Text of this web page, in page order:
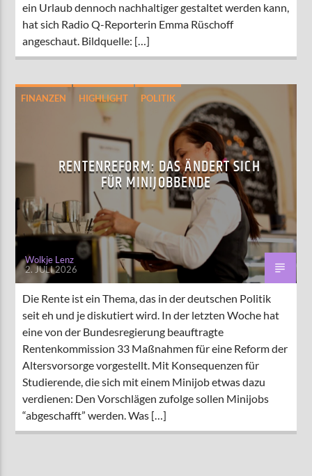
ein Urlaub dennoch nachhaltiger gestaltet werden kann,
hat sich Radio Q-Reporterin Emma Rüschoff
angeschaut. Bildquelle: […]
FINANZEN HIGHLIGHT POLITIK
RENTENREFORM: DAS ÄNDERT SICH
FÜR MINIJOBBENDE
Wolkje Lenz
2. JULI 2026
Die Rente ist ein Thema, das in der deutschen Politik
seit eh und je diskutiert wird. In der letzten Woche hat
eine von der Bundesregierung beauftragte
Rentenkommission 33 Maßnahmen für eine Reform der
Altersvorsorge vorgestellt. Mit Konsequenzen für
Studierende, die sich mit einem Minijob etwas dazu
verdienen: Den Vorschlägen zufolge sollen Minijobs
“abgeschafft” werden. Was […]